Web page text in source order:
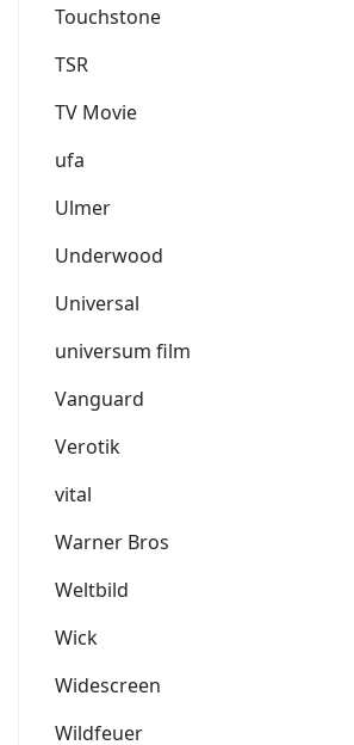
Touchstone
TSR
TV Movie
ufa
Ulmer
Underwood
Universal
universum film
Vanguard
Verotik
vital
Warner Bros
Weltbild
Wick
Widescreen
Wildfeuer